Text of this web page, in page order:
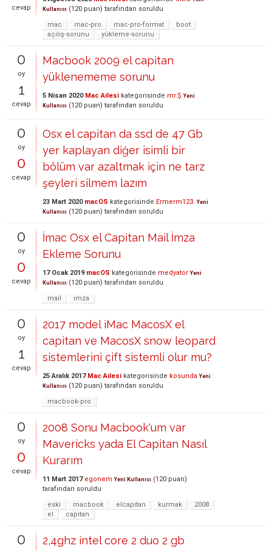
cevap
Kullanıcı (120 puan) tarafından soruldu
mac
mac-pro mac-pro-format
boot
açılış-sorunu
yükleme-sorunu
0
oy
1
cevap
Macbook 2009 el capitan
yüklenememe sorunu
5 Nisan 2020 Mac Ailesi kategorisinde mr.Ş Yeni
Kullanıcı (120 puan) tarafından soruldu
0
oy
0
cevap
Osx el capitan da ssd de 47 Gb
yer kaplayan diğer isimli bir
bölüm var azaltmak için ne tarz
şeyleri silmem lazım
23 Mart 2020 macOS kategorisinde Ermerm123. Yeni
Kullanıcı (120 puan) tarafından soruldu
0
oy
0
cevap
İmac Osx el Capitan Mail İmza
Ekleme Sorunu
17 Ocak 2019 macOS kategorisinde medyator Yeni
Kullanıcı (120 puan) tarafından soruldu
mail
imza
0
oy
1
cevap
2017 model iMac MacosX el
capitan ve MacosX snow leopard
sistemlerini çift sistemli olur mu?
25 Aralık 2017 Mac Ailesi kategorisinde kosunda Yeni
Kullanıcı (120 puan) tarafından soruldu
macbook-pro
0
oy
0
cevap
2008 Sonu Macbook'um var
Mavericks yada El Capitan Nasıl
Kurarım
11 Mart 2017 egonem Yeni Kullanıcı (120 puan)
tarafından soruldu
eski
macbook elcapitan kurmak
2008
el
capitan
0
2,4ghz intel core 2 duo 2 gb